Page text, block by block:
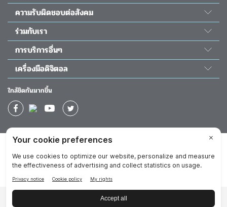
เรื่องราวของเรา
วิทยาศาสตร์ นู สกิน
ห้องข่าว&รางวัล
The Source
นักลงทุนสัมพันธ์
ความรับผิดชอบต่อสังคม
พลังแห่งความดี
โครงการนูริช เดอะ ชิลเดร้น
ความรับผิดชอบต่อสังคม
โครงการผ่าตัดหัวใจเด็ก
ร่วมกับเรา
สมัครเป็นตัวแทน
โอกาสทางธุรกิจ
กิจกรรม
ปฏิทินอบรม
ผลตอบแทนทางการเงิน
การบริการอื่นๆ
ติดต่อเรา
ช่วยเหลือ
ใบโปรโมชั่นประจำเดือน
ใบโปรโมชั่นยอดนิยม
แคตตาล็อก
การันตี 90 วัน Prysm Score
เครื่องมือดิจิตอล
แอป Nu Skin Stela
แอป TRME App
ใกล้ชิดกันมากขึ้น
ข้อกำหนดการใช้งานเว็บไซต์
ประกาศในการใช้เว็บไซต์